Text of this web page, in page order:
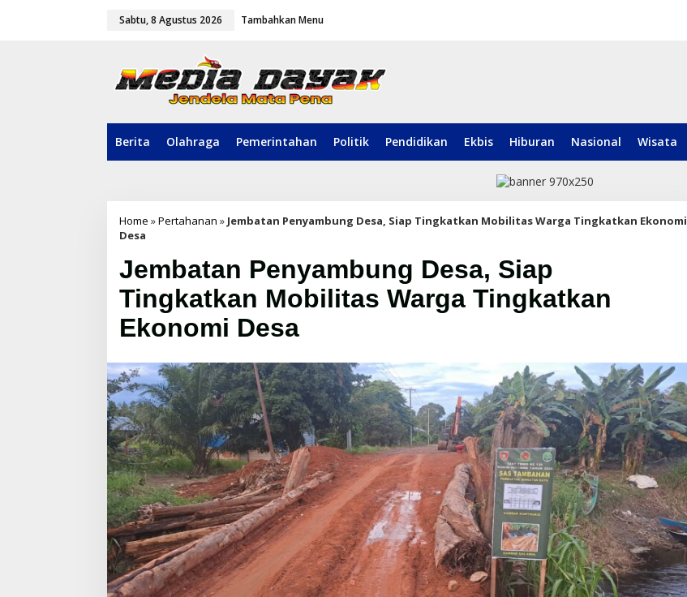
Sabtu, 8 Agustus 2026 Tambahkan Menu
Berita Olahraga Pemerintahan Politik Pendidikan Ekbis Hiburan Nasional Wisata
Home »Pertahanan » Jembatan Penyambung Desa, Siap Tingkatkan Mobilitas Warga Tingkatkan Ekonomi
Desa
Jembatan Penyambung Desa, Siap
Tingkatkan Mobilitas Warga Tingkatkan
Ekonomi Desa